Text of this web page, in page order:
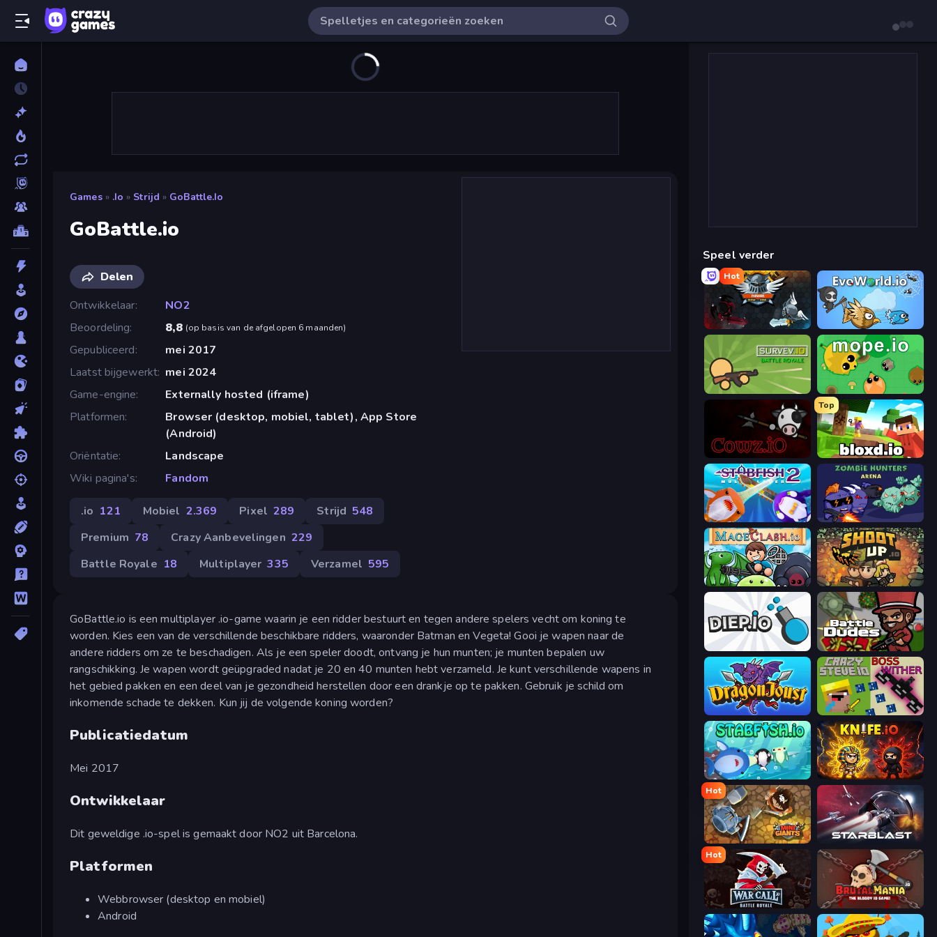
Games » .io » Strijd » GoBattle.io
GoBattle.io
Delen
Ontwikkelaar
NO2
Beoordeling
8,8 (op basis van de afgelopen 6 maanden)
Gepubliceerd
mei 2017
Laatst bijgewerkt mei 2024
Game-engine
Externally hosted (iframe)
Platformen
Browser (desktop, mobiel, tablet), App Store
(Android)
Oriëntatie
Landscape
Wiki pagina's
Fandom
.io 121 Mobiel 2.369 Pixel 289 Strijd 548
Premium 78 Crazy Aanbevelingen 229
Battle Royale 18 Multiplayer 335 Verzamel 595
GoBattle.io is een multiplayer .io-game waarin je een ridder bestuurt en tegen andere spelers vecht om koning te
worden. Kies een van de verschillende beschikbare ridders, waaronder Batman en Vegeta! Gooi je wapen naar de
andere ridders om ze te beschadigen. Als je een speler doodt, ontvang je hun munten; je munten bepalen uw
rangschikking. Je wapen wordt geüpgraded nadat je 20 en 40 munten hebt verzameld. Je kunt verschillende wapens in
het gebied pakken en een deel van je gezondheid herstellen door een drankje op te pakken. Gebruik je schild om
inkomende schade te dekken. Kun jij de volgende koning worden?
Publicatiedatum
Mei 2017
Ontwikkelaar
Dit geweldige .io-spel is gemaakt door NO2 uit Barcelona.
Platformen
Webbrowser (desktop en mobiel)
Android
Speel verder
Hot
EvoWars.io
Survev.io Mope.io
cowz.io
Top
Bloxd.io
Stabfish 2 Zombie Hunters Online
Mageclash.io Shootup.io
Diep.io BattleDudes.io
Dragon Joust (.io) CrazySteve.io
Stabfish.io Knife.io
Hot
MiniGiants.io StarBlast
Hot
WarCall.io BrutalMania.io (Brutal Mania)